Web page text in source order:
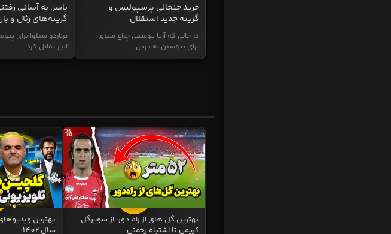
خرید جنجالی پرسپولیس و
گزینه جدید استقلال
در حالی که آریا یوسفی چراغ سبزی
برای پیوستن به پرس...
یاسر، به آسانی
گزینه‌های رئال و
برناردو سیلوا برای
ابراز تمایل کرد...
بهترین گل های از راه دور؛ از سوپرگل
کریمی تا اشتباه رحمتی
بهترین
سال 1402